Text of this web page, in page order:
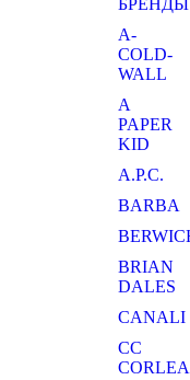
БРЕНДЫ
A-
COLD-
WALL
A
PAPER
KID
A.P.C.
BARBA
BRIAN
DALES
CANALI
CC